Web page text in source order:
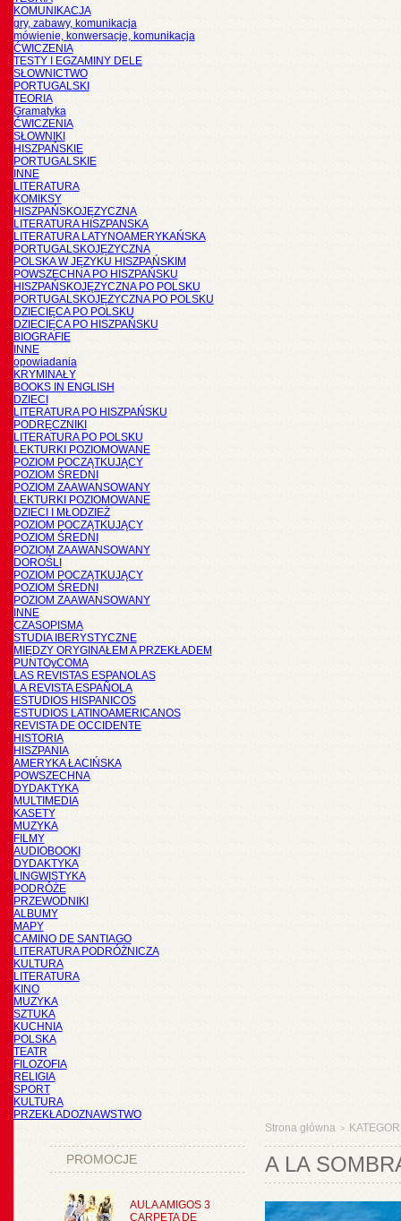
KOMUNIKACJA
gry, zabawy, komunikacja
mówienie, konwersacje, komunikacja
ĆWICZENIA
TESTY I EGZAMINY DELE
SŁOWNICTWO
PORTUGALSKI
TEORIA
Gramatyka
ĆWICZENIA
SŁOWNIKI
HISZPAŃSKIE
PORTUGALSKIE
INNE
LITERATURA
KOMIKSY
HISZPAŃSKOJĘZYCZNA
LITERATURA HISZPANSKA
LITERATURA LATYNOAMERYKAŃSKA
PORTUGALSKOJĘZYCZNA
POLSKA W JĘZYKU HISZPAŃSKIM
POWSZECHNA PO HISZPAŃSKU
HISZPAŃSKOJĘZYCZNA PO POLSKU
PORTUGALSKOJĘZYCZNA PO POLSKU
DZIECIĘCA PO POLSKU
DZIECIĘCA PO HISZPAŃSKU
BIOGRAFIE
INNE
opowiadania
KRYMINAŁY
BOOKS IN ENGLISH
DZIECI
LITERATURA PO HISZPAŃSKU
PODRĘCZNIKI
LITERATURA PO POLSKU
LEKTURKI POZIOMOWANE
POZIOM POCZĄTKUJĄCY
POZIOM ŚREDNI
POZIOM ZAAWANSOWANY
LEKTURKI POZIOMOWANE
DZIECI I MŁODZIEŻ
POZIOM POCZĄTKUJĄCY
POZIOM ŚREDNI
POZIOM ZAAWANSOWANY
DOROŚLI
POZIOM POCZĄTKUJĄCY
POZIOM ŚREDNI
POZIOM ZAAWANSOWANY
INNE
CZASOPISMA
STUDIA IBERYSTYCZNE
MIĘDZY ORYGINAŁEM A PRZEKŁADEM
PUNTOyCOMA
LAS REVISTAS ESPANOLAS
LA REVISTA ESPAÑOLA
ESTUDIOS HISPANICOS
ESTUDIOS LATINOAMERICANOS
REVISTA DE OCCIDENTE
HISTORIA
HISZPANIA
AMERYKA ŁACIŃSKA
POWSZECHNA
DYDAKTYKA
MULTIMEDIA
KASETY
MUZYKA
FILMY
AUDIOBOOKI
DYDAKTYKA
LINGWISTYKA
PODRÓŻE
PRZEWODNIKI
ALBUMY
MAPY
CAMINO DE SANTIAGO
LITERATURA PODRÓŻNICZA
KULTURA
LITERATURA
KINO
MUZYKA
SZTUKA
KUCHNIA
POLSKA
TEATR
FILOZOFIA
RELIGIA
SPORT
KULTURA
PRZEKŁADOZNAWSTWO
PROMOCJE
AULA AMIGOS 3
CARPETA DE
Strona główna >
A LA